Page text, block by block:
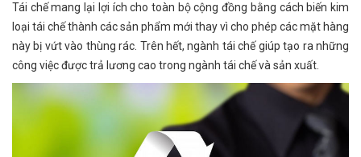
Tái chế mang lại lợi ích cho toàn bộ cộng đồng bằng cách biến kim
loại tái chế thành các sản phẩm mới thay vì cho phép các mặt hàng
này bị vứt vào thùng rác. Trên hết, ngành tái chế giúp tạo ra những
công việc được trả lương cao trong ngành tái chế và sản xuất.